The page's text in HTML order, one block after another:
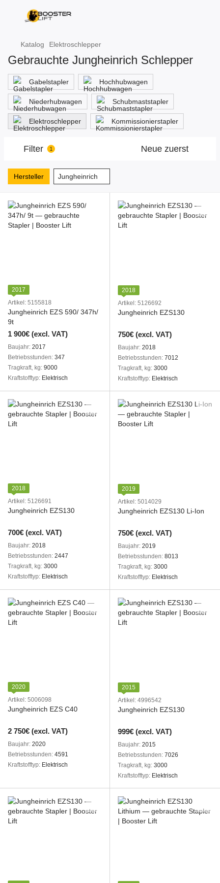
Katalog Elektroschlepper
Gebrauchte Jungheinrich Schlepper
Gabelstapler Hochhubwagen
Niederhubwagen Schubmaststapler
Elektroschlepper Kommissionierstapler
Filter 1 Neue zuerst
Hersteller Jungheinrich
2017
Artikel: 5155818
Jungheinrich EZS 590/ 347h/
9t
1 900€ (excl. VAT)
Baujahr 2017
Betriebsstunden 347
Tragkraft, kg 9000
Kraftstofftyp
Elektrisch
2018
Artikel: 5126692
Jungheinrich EZS130
750€ (excl. VAT)
Baujahr 2018
Betriebsstunden 7012
Tragkraft, kg 3000
Kraftstofftyp
Elektrisch
2018
Artikel: 5126691
Jungheinrich EZS130
700€ (excl. VAT)
Baujahr 2018
Betriebsstunden 2447
Tragkraft, kg 3000
Kraftstofftyp
Elektrisch
2019
Artikel: 5014029
Jungheinrich EZS130 Li-Ion
750€ (excl. VAT)
Baujahr 2019
Betriebsstunden 8013
Tragkraft, kg 3000
Kraftstofftyp
Elektrisch
2020
Artikel: 5006098
Jungheinrich EZS C40
2 750€ (excl. VAT)
Baujahr 2020
Betriebsstunden 4591
Kraftstofftyp
Elektrisch
2015
Artikel: 4996542
Jungheinrich EZS130
999€ (excl. VAT)
Baujahr 2015
Betriebsstunden 7026
Tragkraft, kg 3000
Kraftstofftyp
Elektrisch